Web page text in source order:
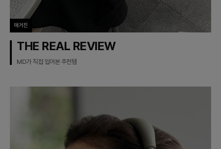
매거진
THE REAL REVIEW
MD가 직접 입어본 추천템